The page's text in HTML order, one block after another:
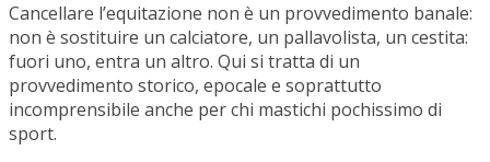
Cancellare l’equitazione non è un provvedimento banale:
non è sostituire un calciatore, un pallavolista, un cestita:
fuori uno, entra un altro. Qui si tratta di un
provvedimento storico, epocale e soprattutto
incomprensibile anche per chi mastichi pochissimo di
sport.